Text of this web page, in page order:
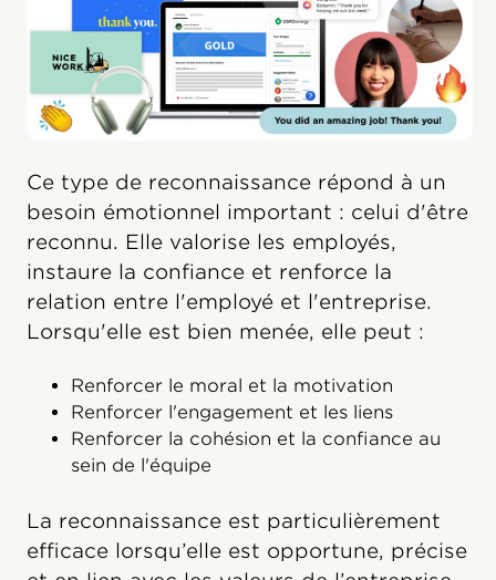
Ce type de reconnaissance répond à un
besoin émotionnel important : celui d'être
reconnu. Elle valorise les employés,
instaure la confiance et renforce la
relation entre l'employé et l'entreprise.
Lorsqu'elle est bien menée, elle peut :
Renforcer le moral et la motivation
Renforcer l'engagement et les liens
Renforcer la cohésion et la confiance au
sein de l'équipe
La reconnaissance est particulièrement
efficace lorsqu’elle est opportune, précise